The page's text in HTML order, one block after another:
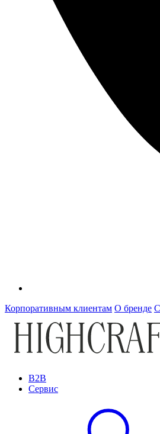
Корпоративным клиентам О бренде
B2B
Сервис